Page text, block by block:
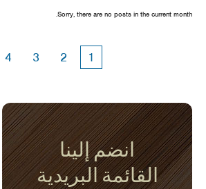
Sorry, there are no posts in the current month.
1
2
3
4
انضم إلينا
القائمة البريدية